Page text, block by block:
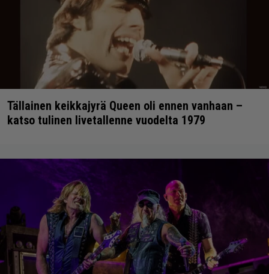
Tällainen keikkajyrä Queen oli ennen vanhaan –
katso tulinen livetallenne vuodelta 1979